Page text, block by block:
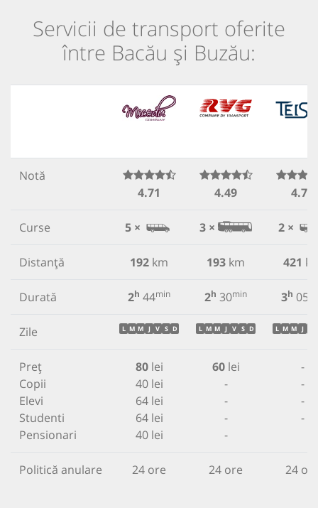
Servicii de transport oferite
între Bacău și Buzău:
Notă
4.71
4.49 4.75
Curse 5 × 3 × 2 ×
Distanță 192 km 193 km 421
Durată 2h 44min 2h 30min 3h 05
Zile L M M J V S D L M M J V S D L M M J
Preț
Copii
Elevi
Studenti
Pensionari
80lei
40 lei
64 lei
64 lei
40 lei
60lei
-
-
-
-
-
-
-
-
Politică anulare 24 ore 24 ore 24